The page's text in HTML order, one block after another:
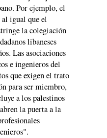
Por ejemplo, el
igual que el
la colegiación
libaneses
Las asociaciones
e ingenieros del
que exigen el trato
para ser miembro,
a los palestinos
la puerta a la